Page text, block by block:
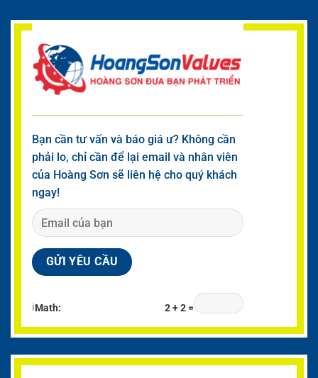
Bạn cần tư vấn và báo giá ư? Không cần
phải lo, chỉ cần để lại email và nhân viên
của Hoàng Sơn sẽ liên hệ cho quý khách
ngay!
ℹMath: 2 + 2 =